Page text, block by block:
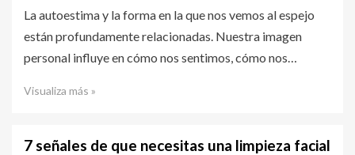
La autoestima y la forma en la que nos vemos al espejo
están profundamente relacionadas. Nuestra imagen
personal influye en cómo nos sentimos, cómo nos…
Visualiza más »
7 señales de que necesitas una limpieza facial